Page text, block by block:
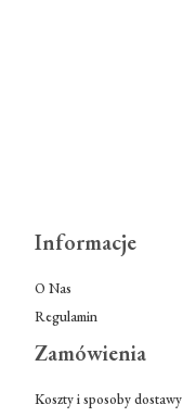
Informacje
O Nas
Regulamin
Zamówienia
Koszty i sposoby dostawy